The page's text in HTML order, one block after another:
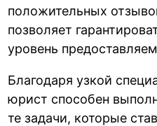
положительных
позволяет
уровень
Благодаря узкой
юрист способен
те задачи, которые